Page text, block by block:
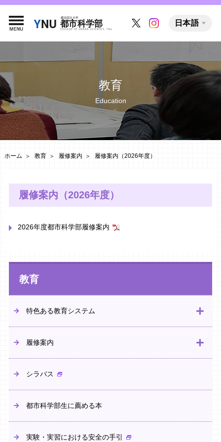
日本語
教育
Education
ホーム 教育 履修案内 履修案内（2026年度）
履修案内（2026年度）
2026年度都市科学部履修案内
教育
特色ある教育システム
履修案内
シラバス
都市科学部生に薦める本
実験・実習における安全の手引